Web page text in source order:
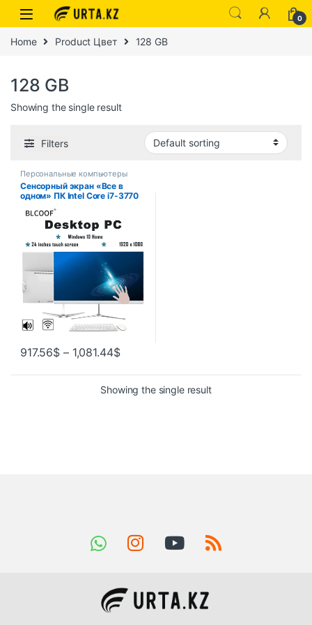
0
Home Product Цвет 128 GB
128 GB
Showing the single result
Filters
Персональные компьютеры
Сенсорный экран «Все в
одном» ПК Intel Core i7-3770
ОЗУ 8/16 ГБ игровой ПК
полный комплект «Все в
одном» настольный
компьютер
917.56$ – 1,081.44$
Showing the single result